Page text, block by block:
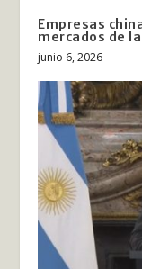
Empresas
mercados de
junio 6, 2026